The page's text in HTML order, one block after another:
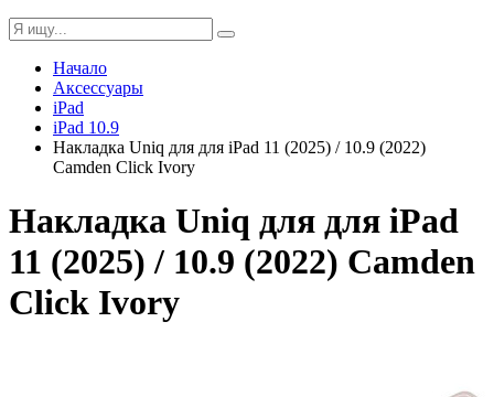
Начало
Аксессуары
iPad
iPad 10.9
Накладка Uniq для для iPad 11 (2025) / 10.9 (2022)
Camden Click Ivory
Накладка Uniq для для iPad
11 (2025) / 10.9 (2022) Camden
Click Ivory